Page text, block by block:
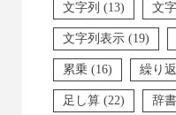
文字列 (13) 文
文字列表示 (19)
累乗 (16) 繰り
足し算 (22) 辞書